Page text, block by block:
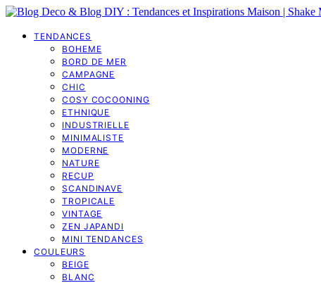
TENDANCES
BOHEME
BORD DE MER
CAMPAGNE
CHIC
COSY COCOONING
ETHNIQUE
INDUSTRIELLE
MINIMALISTE
MODERNE
NATURE
RECUP
SCANDINAVE
TROPICALE
VINTAGE
ZEN JAPANDI
MINI TENDANCES
COULEURS
BEIGE
BLANC